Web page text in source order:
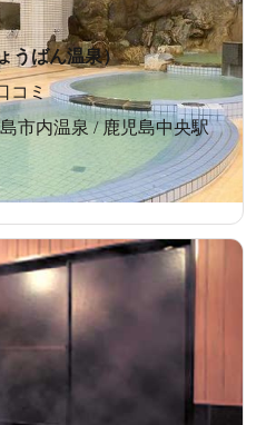
うばん温泉）
コミ
市内温泉 / 鹿児島中央駅